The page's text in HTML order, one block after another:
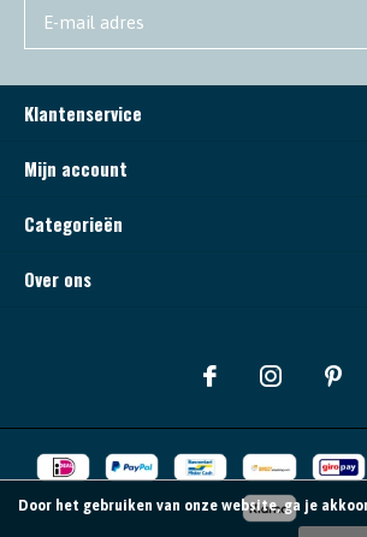
Klantenservice
Mijn account
Categorieën
Over ons
Door het gebruiken van onze website, ga je